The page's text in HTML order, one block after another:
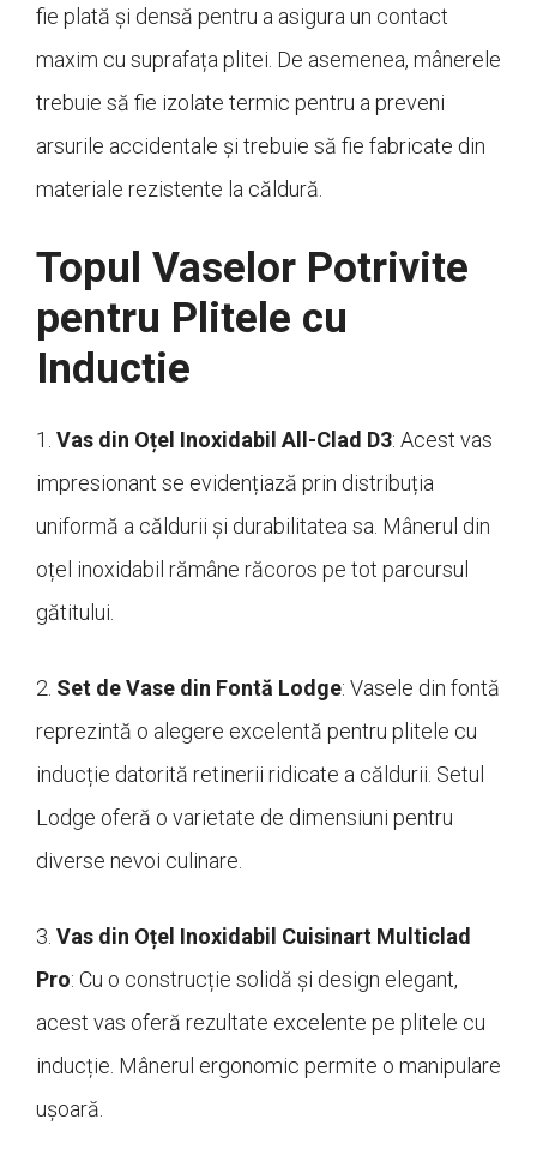
fie plată și densă pentru a asigura un contact
maxim cu suprafața plitei. De asemenea, mânerele
trebuie să fie izolate termic pentru a preveni
arsurile accidentale și trebuie să fie fabricate din
materiale rezistente la căldură.
Topul Vaselor Potrivite
pentru Plitele cu
Inductie
1. Vas din Oțel Inoxidabil All-Clad D3: Acest vas
impresionant se evidențiază prin distribuția
uniformă a căldurii și durabilitatea sa. Mânerul din
oțel inoxidabil rămâne răcoros pe tot parcursul
gătitului.
2. Set de Vase din Fontă Lodge: Vasele din fontă
reprezintă o alegere excelentă pentru plitele cu
inducție datorită retinerii ridicate a căldurii. Setul
Lodge oferă o varietate de dimensiuni pentru
diverse nevoi culinare.
3. Vas din Oțel Inoxidabil Cuisinart Multiclad
Pro: Cu o construcție solidă și design elegant,
acest vas oferă rezultate excelente pe plitele cu
inducție. Mânerul ergonomic permite o manipulare
ușoară.